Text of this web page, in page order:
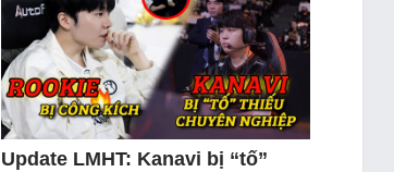
Update LMHT: Kanavi bị “tố”